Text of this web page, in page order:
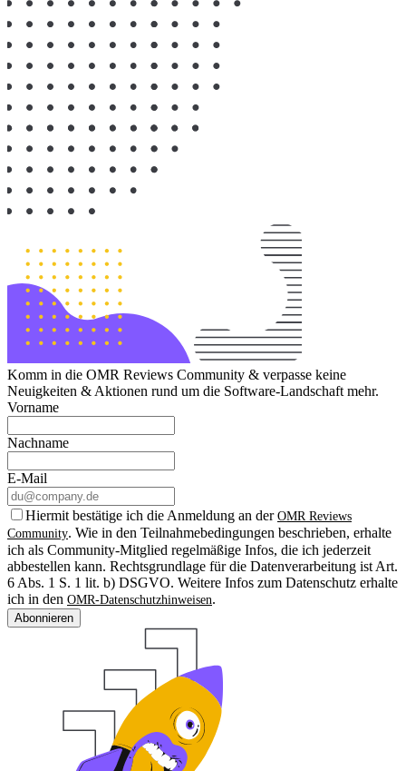
Komm in die OMR Reviews Community & verpasse keine
Neuigkeiten & Aktionen rund um die Software-Landschaft mehr.
Vorname
Nachname
E-Mail
Hiermit bestätige ich die Anmeldung an der OMR Reviews
Community. Wie in den Teilnahmebedingungen beschrieben, erhalte
ich als Community-Mitglied regelmäßige Infos, die ich jederzeit
abbestellen kann. Rechtsgrundlage für die Datenverarbeitung ist Art.
6 Abs. 1 S. 1 lit. b) DSGVO. Weitere Infos zum Datenschutz erhalte
ich in den OMR-Datenschutzhinweisen.
Abonnieren